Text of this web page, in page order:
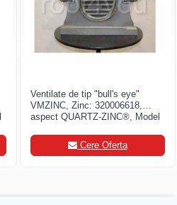
Ventilate de tip "bull's eye"
VMZINC, Zinc: 320006618,
aspect QUARTZ-ZINC®, Model
Cere Oferta